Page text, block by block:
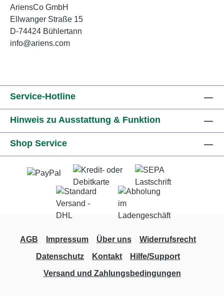
AriensCo GmbH
Ellwanger Straße 15
D-74424 Bühlertann
info@ariens.com
Service-Hotline
Hinweis zu Ausstattung & Funktion
Shop Service
AGB Impressum Über uns
Widerrufsrecht
Datenschutz
Kontakt
Hilfe/Support
Versand und Zahlungsbedingungen